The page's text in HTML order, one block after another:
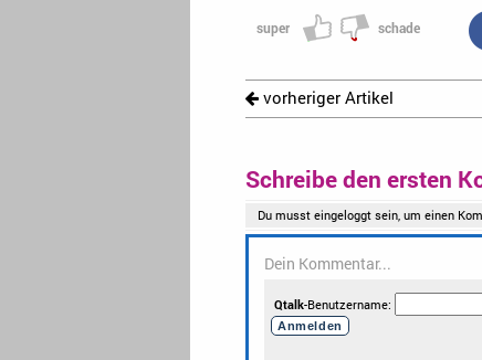
super schade
vorheriger Artikel
Schreibe den ersten